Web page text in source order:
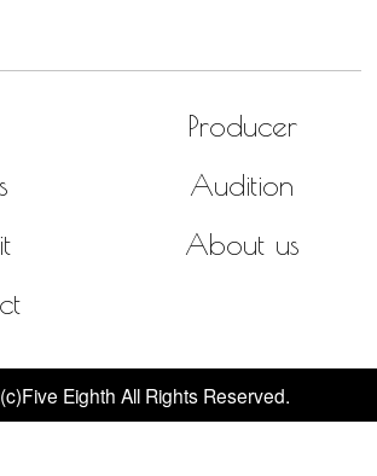
Producer
Audition
About us
Eighth All Rights Reserved.